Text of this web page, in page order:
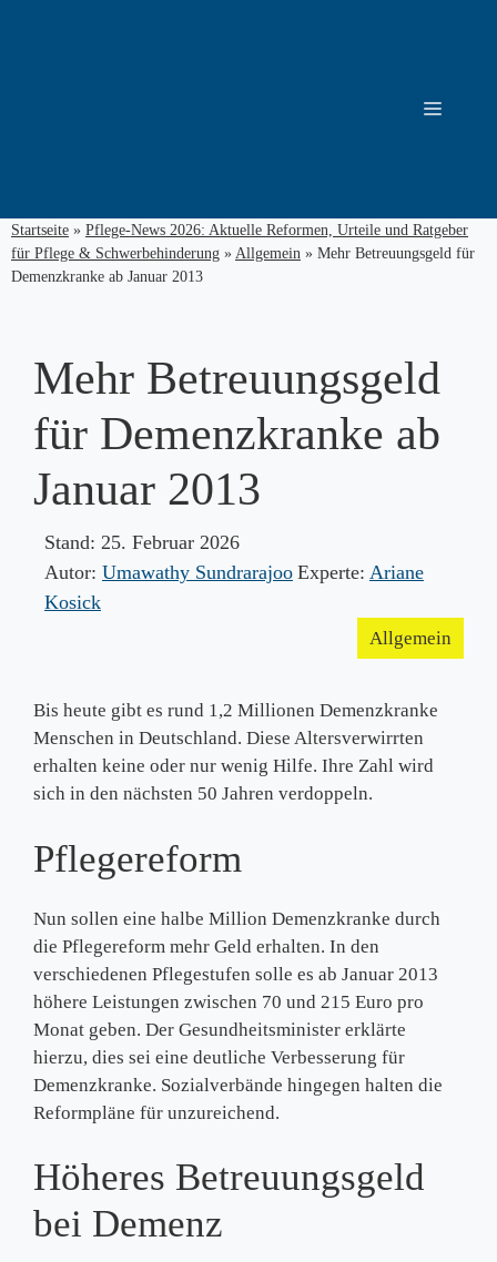
Menü
Startseite » Pflege-News 2026: Aktuelle Reformen, Urteile und Ratgeber
für Pflege & Schwerbehinderung » Allgemein » Mehr Betreuungsgeld für
Demenzkranke ab Januar 2013
Mehr Betreuungsgeld
für Demenzkranke ab
Januar 2013
Stand: 25. Februar 2026
Autor: Umawathy Sundrarajoo Experte: Ariane
Kosick
Allgemein
Bis heute gibt es rund 1,2 Millionen Demenzkranke
Menschen in Deutschland. Diese Altersverwirrten
erhalten keine oder nur wenig Hilfe. Ihre Zahl wird
sich in den nächsten 50 Jahren verdoppeln.
Pflegereform
Nun sollen eine halbe Million Demenzkranke durch
die Pflegereform mehr Geld erhalten. In den
verschiedenen Pflegestufen solle es ab Januar 2013
höhere Leistungen zwischen 70 und 215 Euro pro
Monat geben. Der Gesundheitsminister erklärte
hierzu, dies sei eine deutliche Verbesserung für
Demenzkranke. Sozialverbände hingegen halten die
Reformpläne für unzureichend.
Höheres Betreuungsgeld
bei Demenz